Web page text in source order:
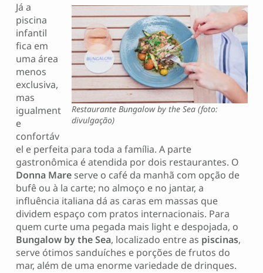
Restaurante Bungalow by the Sea (foto:
divulgação)
Já a
piscina
infantil
fica em
uma área
menos
exclusiva,
mas
igualment
e
confortáv
el e perfeita para toda a família. A parte
gastronômica é atendida por dois restaurantes. O
Donna Mareserve o café da manhã com opção de
bufê ou à la carte; no almoço e no jantar, a
influência italiana dá as caras em massas que
dividem espaço com pratos internacionais. Para
quem curte uma pegada mais light e despojada, o
Bungalow by the Sea, localizado entre as piscinas,
serve ótimos sanduíches e porções de frutos do
mar, além de uma enorme variedade de drinques.